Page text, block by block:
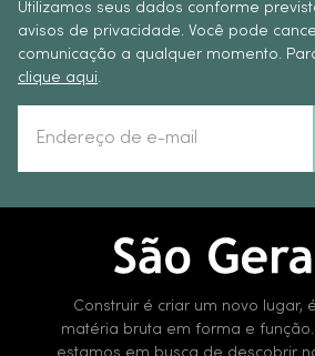
Utilizamos seus dados conforme
avisos de privacidade. Você pode
comunicação a qualquer momento.
clique aqui.
Construir é criar um novo lugar,
matéria bruta em forma e